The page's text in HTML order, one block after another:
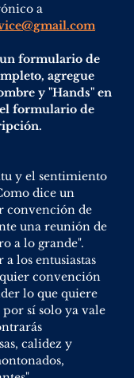
a
formulario de
agregue
y "Hands" en
formulario de
y el sentimiento
dice un
convención de
una reunión de
a lo grande".
a los entusiastas
convención
lo que quiere
sí solo ya vale
calidez y